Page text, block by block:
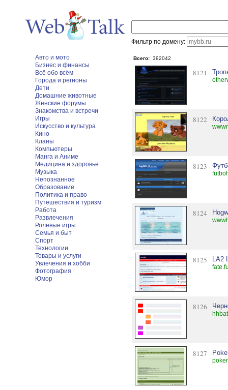
Фильтр по домену:
Авто и мото
Бизнес и финансы
Всё обо всём
Города и регионы
Дети
Домашние животные
Женские форумы
Знакомства и встречи
Игры
Искусство и культура
Кино
Кланы
Компьютеры
Манга и Аниме
Медицина и здоровье
Музыка
Непознанное
Образование
Политика и право
Путешествия и туризм
Работа
Развлечения
Ролевые игры
Семья и быт
Спорт
Технологии
Товары и услуги
Увлечения и хобби
Фотография
Юмор
Всего: 392042
8121
8122
8123
8124
8125 LA2
8126
8127